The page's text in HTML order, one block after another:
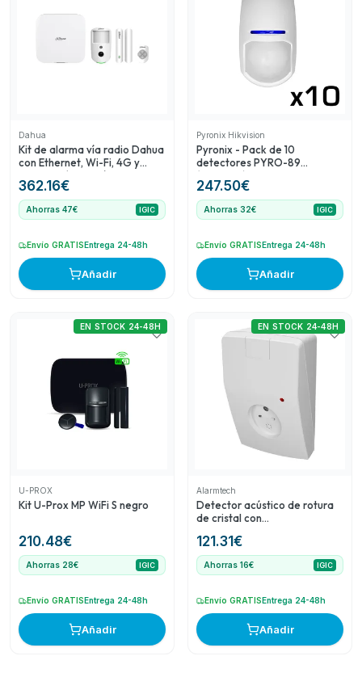
destaca por su conectividad WiFi, adecuado para
usuarios que buscan facilidad de instalación. Finalmente,
el Detector acústico de rotura de cristal ofrece una
protección adicional útil para detectar intrusiones a través
Dahua
Kit de alarma vía radio Dahua
con Ethernet, Wi-Fi, 4G y
verificación por vídeo
362.16€
Ahorras 47€ IGIC
Envío GRATISEntrega 24-48h
Añadir
Pyronix Hikvision
Pyronix - Pack de 10
detectores PYRO-89
(KX15DT2)
247.50€
Ahorras 32€ IGIC
Envío GRATISEntrega 24-48h
Añadir
U-PROX
Kit U-Prox MP WiFi S negro
210.48€
EN STOCK 24-48H
Ahorras 28€ IGIC
Envío GRATIS Entrega 24-48h
Añadir
Alarmtech
Detector acústico de rotura
de cristal con
121.31€
EN STOCK 24-48H
Ahorras 16€ IGIC
Envío GRATIS Entrega 24-48h
Añadir